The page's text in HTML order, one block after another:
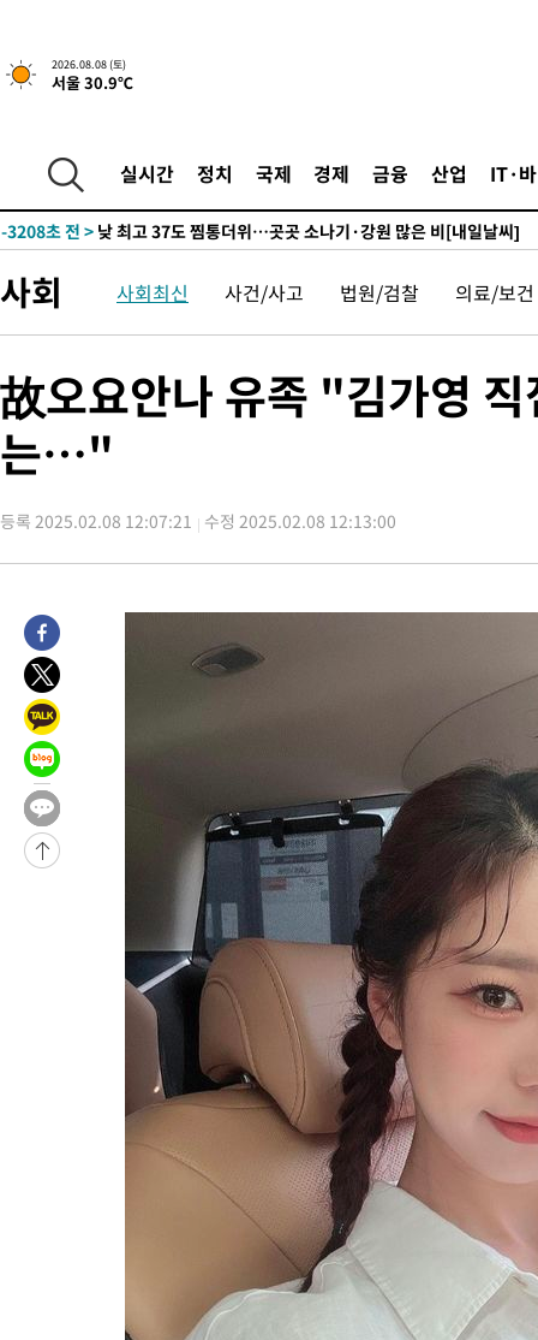
2026.08.08 (토)
서울 30.9℃
실시간 정치 국제 경제 금융 산업 IT·
실천"
-13742초 전 >이란, "오만과 '중앙 단일 루트' 합의…북쪽 인바운드·남쪽 아
운드는 임시"
-5310초 전 >"낮 기온 소폭 하락"…수도권 폭염중대경보, 폭염경보로 하향
-5237초 전 >
[단독]중수청 지원 검사들, 정원 초과 시 낮은 계급 임용…희망
-3208초 전 >
-1514초 전 > SK하이닉스, 용인·청주 팹에 54조 투자…"AI 메모리 수요 선
39분 전 >
외국인 심판 성 접대 7경기 들여다보니…한국 축구 '5승 2무'
44분 전 >[속보]코스닥, 2.86포인트(0.36%) 내린 798.81마감
45분 전 >[속보]원·달러 환율, 7.7원 내린 1416.1원 마감
47분 전 >
[속보] 노원서 40.1도 관측…서울, 2018년 이후 첫 40도
1시간 전 >
1시간 전 >11시간 압수수색에 성접대 파문까지…'쑥대밭' 된 축구협회
2시간 전 >[속보]규제합리화위원회 부위원장에 김태유 서울대 공대 교수…이
-19366초 전 >
하향수정 (2보)
-18814초 전 >
[속보] 미 사업체, 일자리 7월에 2.3만 개 줄어…실업률은
-14677초 전 >
[속보]이 대통령 "부동산 공급 기존 사고방식 매달리지 말고 과
실천"
-13762초 전 >
이란, "오만과 '중앙 단일 루트' 합의…북쪽 인바운드·남쪽 아
운드는 임시"
-5330초 전 >
"낮 기온 소폭 하락"…수도권 폭염중대경보, 폭염경보로 하향
-5294초 전 >
[속보]이 대통령, '호우피해' 안동·의성 관할 4개 면 특별재난지
-5257초 전 >
[단독]중수청 지원 검사들, 정원 초과 시 낮은 계급 임용…희망
갈 수도
-3228초 전 >
낮 최고 37도 찜통더위…곳곳 소나기·강원 많은 비[내일날씨]
SK하이닉스, 용인·청주 팹에 54조 투자…"AI 메모리 수요 선
여자배구 이재영·이다영 자매, 아제르바이잔 투란VC 입단
외국인 심판 성 접대 7경기 들여다보니…한국 축구 '5승 2무'
[속보]코스닥, 2.86포인트(0.36%) 내린 798.81마감
[속보]코스피, 6200선 약보합…0.60% 내린 6258.77에 마쳐
[속보]원·달러 환율, 7.7원 내린 1416.1원 마감
[속보] 노원서 40.1도 관측…서울, 2018년 이후 첫 40도
[속보]종합특검, '계엄 수용공간 확보' 신용해 前교정본부장 기소
외신들도 주목한 韓축구 파문…"국민적 공분에 수사 재개"
11시간 압수수색에 성접대 파문까지…'쑥대밭' 된 축구협회
[속보]규제합리화위원회 부위원장에 김태유 서울대 공대 교수…이
사회 사회최신 사건/사고 법원/검찰 의료/보건
故오요안나 유족 "김가영
는…"
등록 2025.02.08 12:07:21 수정 2025.02.08 12:13:00